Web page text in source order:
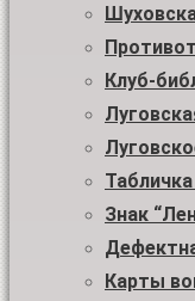
Клуб-
Знак
Карты